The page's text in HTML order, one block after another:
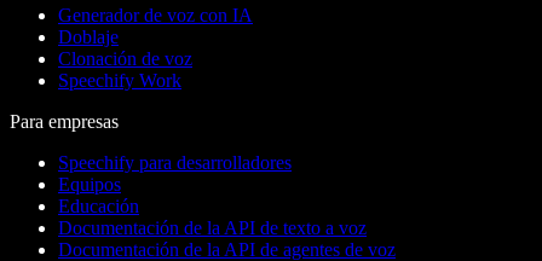
Generador de voz con IA
Doblaje
Clonación de voz
Speechify Work
Para empresas
Speechify para desarrolladores
Equipos
Educación
Documentación de la API de texto a voz
Documentación de la API de agentes de voz